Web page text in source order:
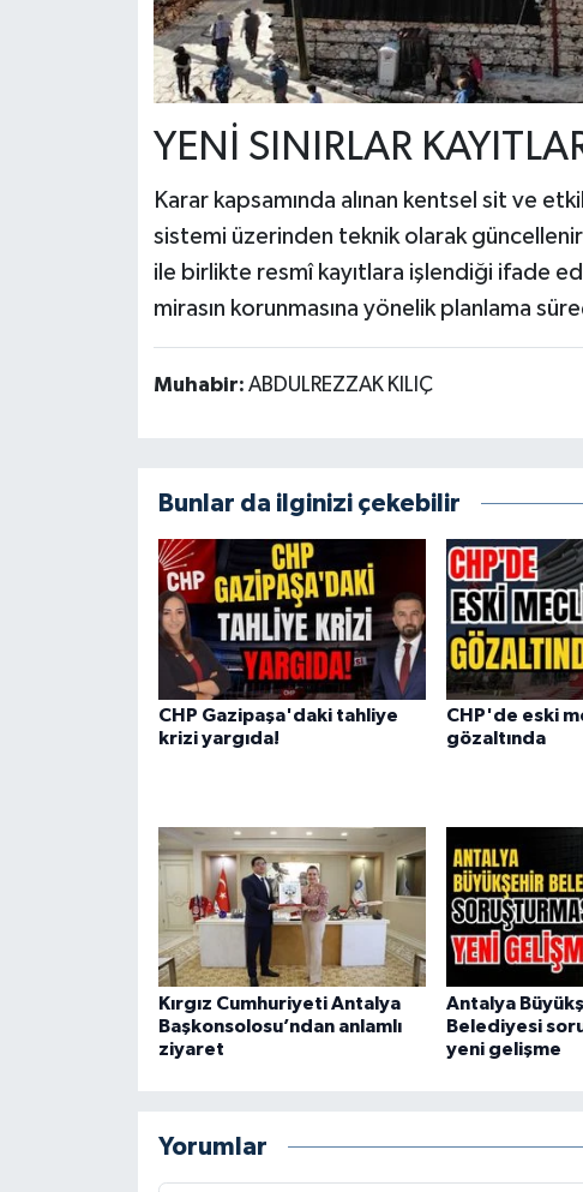
YENİ SINIRLAR
Karar kapsamında alınan kentsel sit ve
sistemi üzerinden teknik olarak
ile birlikte resmî kayıtlara işlendiği ifade
mirasın korunmasına yönelik planlama
Muhabir: ABDULREZZAK KILIÇ
Bunlar da ilginizi çekebilir
CHP Gazipaşa'daki tahliye
krizi yargıda!
CHP'de eski
gözaltında
Kırgız Cumhuriyeti Antalya
Başkonsolosu’ndan anlamlı
ziyaret
Antalya
Belediyesi
yeni gelişme
Yorumlar